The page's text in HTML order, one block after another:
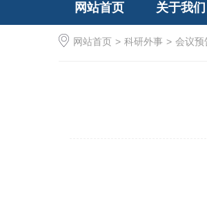
网站首页 关于我们
网站首页 > 科研外事 > 会议预